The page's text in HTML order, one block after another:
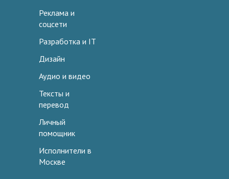
Реклама и
соцсети
Разработка и IT
Дизайн
Аудио и видео
Тексты и
перевод
Личный
помощник
Исполнители в
Москве